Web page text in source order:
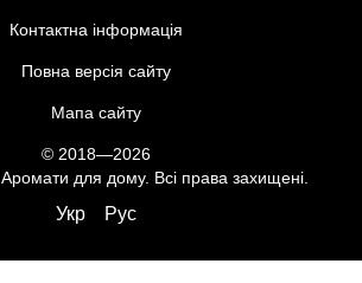
Контактна інформація
Повна версія сайту
Мапа сайту
© 2018—2026
Аромати для дому. Всі права захищені.
Укр Рус